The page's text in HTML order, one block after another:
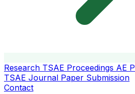
Research TSAE Proceedings AE
TSAE Journal Paper Submission
Contact